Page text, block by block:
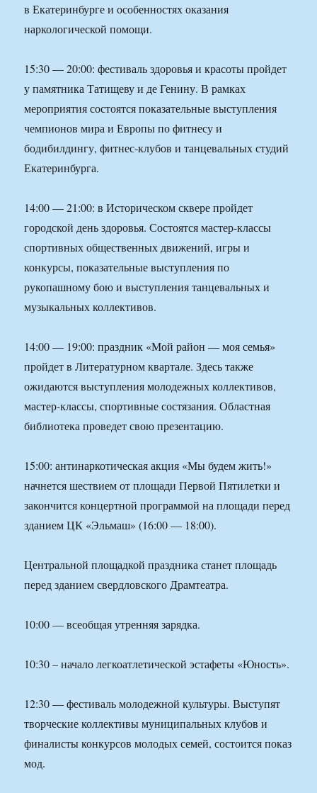
в Екатеринбурге и особенностях оказания
наркологической помощи.
15:30 — 20:00: фестиваль здоровья и красоты пройдет
у памятника Татищеву и де Генину. В рамках
мероприятия состоятся показательные выступления
чемпионов мира и Европы по фитнесу и
бодибилдингу, фитнес-клубов и танцевальных студий
Екатеринбурга.
14:00 — 21:00: в Историческом сквере пройдет
городской день здоровья. Состоятся мастер-классы
спортивных общественных движений, игры и
конкурсы, показательные выступления по
рукопашному бою и выступления танцевальных и
музыкальных коллективов.
14:00 — 19:00: праздник «Мой район — моя семья»
пройдет в Литературном квартале. Здесь также
ожидаются выступления молодежных коллективов,
мастер-классы, спортивные состязания. Областная
библиотека проведет свою презентацию.
15:00: антинаркотическая акция «Мы будем жить!»
начнется шествием от площади Первой Пятилетки и
закончится концертной программой на площади перед
зданием ЦК «Эльмаш» (16:00 — 18:00).
Центральной площадкой праздника станет площадь
перед зданием свердловского Драмтеатра.
10:00 — всеобщая утренняя зарядка.
10:30 – начало легкоатлетической эстафеты «Юность».
12:30 — фестиваль молодежной культуры. Выступят
творческие коллективы муниципальных клубов и
финалисты конкурсов молодых семей, состоится показ
мод.